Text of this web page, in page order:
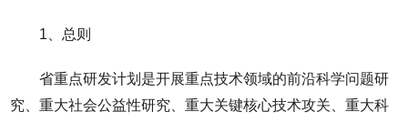
1、总则
省重点研发计划是开展重点技术领域的前沿科学问题研
究、重大社会公益性研究、重大关键核心技术攻关、重大科